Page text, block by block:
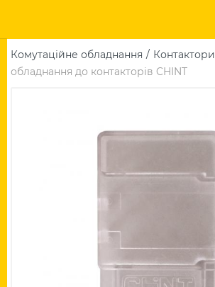
Комутаційне обладнання Контактори
обладнання до контакторів CHINT